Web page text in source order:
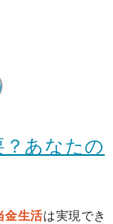
あなたの
金生活は実現でき